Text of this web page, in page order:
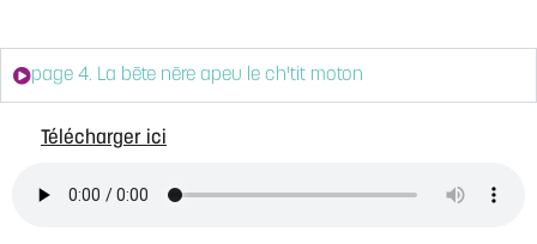
page 4. La bēte nēre apeu le ch'tit moton
Télécharger ici